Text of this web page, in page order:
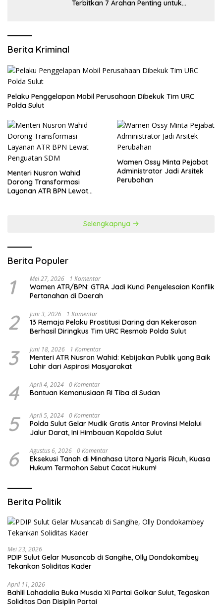
Terbitkan 7 Arahan Penting untuk
Berita Kriminal
​Pelaku Penggelapan Mobil Perusahaan Dibekuk Tim URC
Polda Sulut
​Menteri Nusron Wahid
Dorong Transformasi
Layanan ATR BPN Lewat
Wamen Ossy Minta Pejabat
Administrator Jadi Arsitek
Perubahan
Selengkapnya
Berita Populer
1 Mei 27, 2026 1 Komentar
Wamen ATR/BPN: GTRA Jadi Kunci Penyelesaian Konflik
Pertanahan di Daerah
2 Juni 3, 2026 1 Komentar
13 Remaja Pelaku Prostitusi Daring dan Kekerasan
Berhasil Diringkus Tim URC Resmob Polda Sulut
3 Juni 18, 2026 1 Komentar
Menteri ATR Nusron Wahid: Kebijakan Publik yang Baik
Lahir dari Aspirasi Masyarakat
4 April 4, 2024 0 Komentar
Bantuan Kemanusiaan RI Tiba di Sudan
5 April 5, 2024 0 Komentar
Polda Sulut Gelar Mudik Gratis Antar Provinsi Melalui
Jalur Darat, Ini Himbauan Kapolda Sulut
6 Agustus 6, 2026 0 Komentar
Eksekusi Tanah di Minahasa Utara Nyaris Ricuh, Kuasa
Hukum Termohon Sebut Cacat Hukum!
Berita Politik
Mei 23, 2026
PDIP Sulut Gelar Musancab di Sangihe, Olly Dondokambey
Tekankan Soliditas Kader
April 11, 2026
Bahlil Lahadalia Buka Musda Xi Partai Golkar Sulut, Tegaskan
Soliditas Dan Disiplin Partai